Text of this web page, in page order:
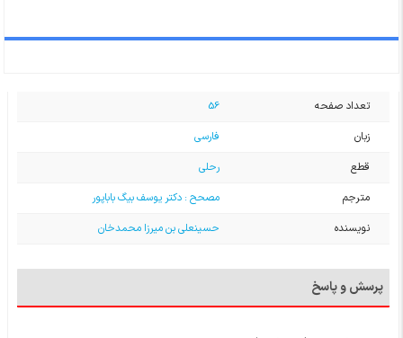
تعداد صفحه
56
زبان
فارسی
قطع
رحلی
مترجم
مصحح : دکتر یوسف بیگ باباپور
نویسنده
حسینعلی بن میرزا محمدخان
پرسش و پاسخ